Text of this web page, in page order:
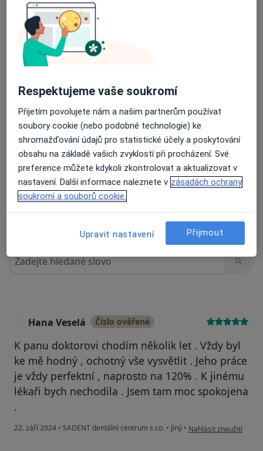
Názory
Přidejte svůj názor
26 názorů
Recenze pacientů jsou pro nás důležité.
Specialisté nemají možnost zaplatit za
odstranění nebo změnu recenze pacienta.
Další informace.Další informace o názorech
Hledejte v názorech
Hana Veselá Číslo ověřené
K panu doktorovi chodím několik let . Vždy byl
ke mě hodný , ochotný vše vysvětlit . Jeho práce
je vždy perfektní , naprosto na 120% . K jinému
lékaři bych nechodila . Jsem tam moc spokojena
.
22. září 2024 • SADENT dentální centrum s.r.o. • Jiný • podle názoru
Nahlásit zneužití
Respektujeme vaše soukromí
Přijetím povolujete nám a našim partnerům používat
soubory cookie (nebo podobné technologie) ke
shromažďování údajů pro statistické účely a poskytování
obsahu na základě vašich zvyklostí při procházení. Své
preference můžete kdykoli zkontrolovat a aktualizovat v
nastavení. Další informace naleznete v zásadách ochrany
soukromí a souborů cookie.
Upravit nastavení Přijmout